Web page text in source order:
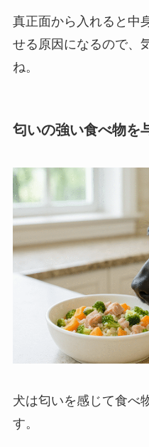
真正面から入れると中
せる原因になるので、
ね。
匂いの強い食べ物を
犬は匂いを感じて食べ
す。